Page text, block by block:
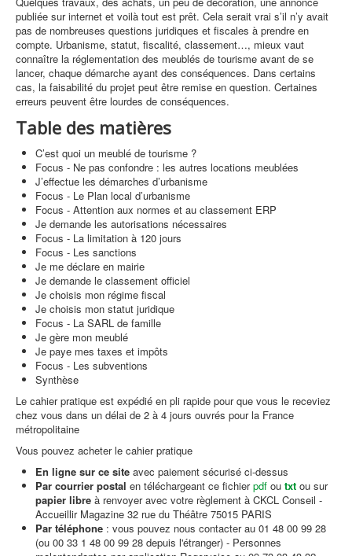
publiée sur internet et voilà tout est prêt. Cela serait vrai s’il n’y avait
pas de nombreuses questions juridiques et fiscales à prendre en
compte. Urbanisme, statut, fiscalité, classement…, mieux vaut
connaître la réglementation des meublés de tourisme avant de se
lancer, chaque démarche ayant des conséquences. Dans certains
cas, la faisabilité du projet peut être remise en question. Certaines
erreurs peuvent être lourdes de conséquences.
Table des matières
C’est quoi un meublé de tourisme ?
Focus - Ne pas confondre : les autres locations meublées
J’effectue les démarches d’urbanisme
Focus - Le Plan local d’urbanisme
Focus - Attention aux normes et au classement ERP
Je demande les autorisations nécessaires
Focus - La limitation à 120 jours
Focus - Les sanctions
Je me déclare en mairie
Je demande le classement officiel
Je choisis mon régime fiscal
Je choisis mon statut juridique
Focus - La SARL de famille
Je gère mon meublé
Je paye mes taxes et impôts
Focus - Les subventions
Synthèse
Le cahier pratique est expédié en pli rapide pour que vous le receviez
chez vous dans un délai de 2 à 4 jours ouvrés pour la France
métropolitaine
Vous pouvez acheter le cahier pratique
En ligne sur ce site avec paiement sécurisé ci-dessus
Par courrier postal en téléchargeant ce fichierpdf ou txt ou sur
papier libre à renvoyer avec votre règlement à CKCL Conseil -
Accueillir Magazine 32 rue du Théâtre 75015 PARIS
Par téléphone : vous pouvez nous contacter au 01 48 00 99 28
(ou 00 33 1 48 00 99 28 depuis l'étranger) - Personnes